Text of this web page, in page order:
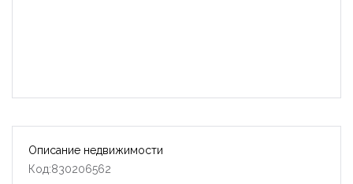
Описание недвижимости
Код:830206562